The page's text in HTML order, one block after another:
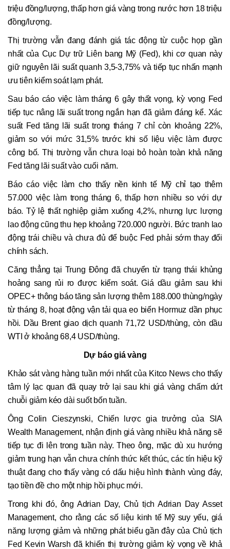
triệu đồng/lượng, thấp hơn giá vàng trong nước hơn 18 triệu
đồng/lượng.
Thị trường vẫn đang đánh giá tác động từ cuộc họp gần
nhất của Cục Dự trữ Liên bang Mỹ (Fed), khi cơ quan này
giữ nguyên lãi suất quanh 3,5-3,75% và tiếp tục nhấn mạnh
ưu tiên kiểm soát lạm phát.
Sau báo cáo việc làm tháng 6 gây thất vọng, kỳ vọng Fed
tiếp tục nâng lãi suất trong ngắn hạn đã giảm đáng kể. Xác
suất Fed tăng lãi suất trong tháng 7 chỉ còn khoảng 22%,
giảm so với mức 31,5% trước khi số liệu việc làm được
công bố. Thị trường vẫn chưa loại bỏ hoàn toàn khả năng
Fed tăng lãi suất vào cuối năm.
Báo cáo việc làm cho thấy nền kinh tế Mỹ chỉ tạo thêm
57.000 việc làm trong tháng 6, thấp hơn nhiều so với dự
báo. Tỷ lệ thất nghiệp giảm xuống 4,2%, nhưng lực lượng
lao động cũng thu hẹp khoảng 720.000 người. Bức tranh lao
động trái chiều và chưa đủ để buộc Fed phải sớm thay đổi
chính sách.
Căng thẳng tại Trung Đông đã chuyển từ trạng thái khủng
hoảng sang rủi ro được kiểm soát. Giá dầu giảm sau khi
OPEC+ thông báo tăng sản lượng thêm 188.000 thùng/ngày
từ tháng 8, hoạt động vận tải qua eo biển Hormuz dần phục
hồi. Dầu Brent giao dịch quanh 71,72 USD/thùng, còn dầu
WTI ở khoảng 68,4 USD/thùng.
Dự báo giá vàng
Khảo sát vàng hàng tuần mới nhất của Kitco News cho thấy
tâm lý lạc quan đã quay trở lại sau khi giá vàng chấm dứt
chuỗi giảm kéo dài suốt bốn tuần.
Ông Colin Cieszynski, Chiến lược gia trưởng của SIA
Wealth Management, nhận định giá vàng nhiều khả năng sẽ
tiếp tục đi lên trong tuần này. Theo ông, mặc dù xu hướng
giảm trung hạn vẫn chưa chính thức kết thúc, các tín hiệu kỹ
thuật đang cho thấy vàng có dấu hiệu hình thành vùng đáy,
tạo tiền đề cho một nhịp hồi phục mới.
Trong khi đó, ông Adrian Day, Chủ tịch Adrian Day Asset
Management, cho rằng các số liệu kinh tế Mỹ suy yếu, giá
năng lượng giảm và những phát biểu gần đây của Chủ tịch
Fed Kevin Warsh đã khiến thị trường giảm kỳ vọng về khả